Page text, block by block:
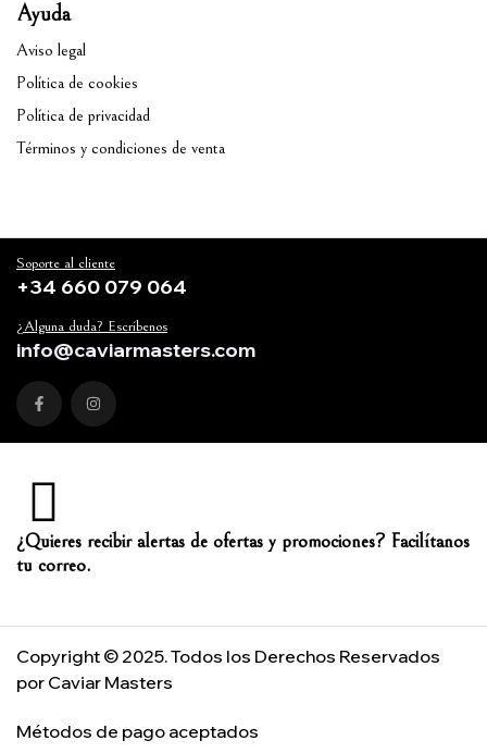
Soporte al cliente
+34 660 079 064
¿Alguna duda? Escríbenos
info@caviarmasters.com
¿Quieres recibir alertas de ofertas y promociones? Facilítanos
tu correo.
Ayuda
Aviso legal
Política de cookies
Política de privacidad
Términos y condiciones de venta
Copyright © 2025. Todos los Derechos Reservados
por Caviar Masters
Métodos de pago aceptados